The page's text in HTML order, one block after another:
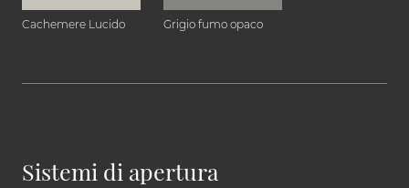
Cachemere Lucido Grigio fumo opaco
Sistemi di apertura